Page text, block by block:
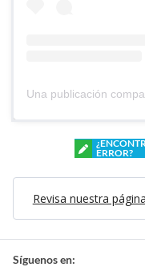
ERROR?
Revisa nuestra
Síguenos en: